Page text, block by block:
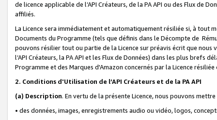
de licence applicable de l’API Créateurs, de la PA API ou des Flux de
affiliés.
La Licence sera immédiatement et automatiquement résiliée si, à
Documents du Programme (tels que définis dans le Décompte de
pouvons résilier tout ou partie de la Licence sur préavis écrit que
l’API Créateurs, la PA API et les Flux de Données) dans les plus
Programme et des Marques d'Amazon concernés par la Licence
2. Conditions d'Utilisation de l’API Créateurs et de la PA API
(a) Description. En vertu de la présente Licence, nous pouvons
• des données, images, enregistrements audio ou vidéo, logos,